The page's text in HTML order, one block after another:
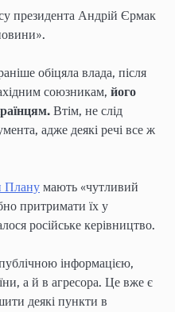
президента Андрій Єрмак
обіцяла влада, після
союзникам, його
Втім, не слід
адже деякі речі все ж
Плану мають «чутливий
притримати їх у
російське керівництво.
інформацією,
а й в агресора. Це вже є
деякі пункти в